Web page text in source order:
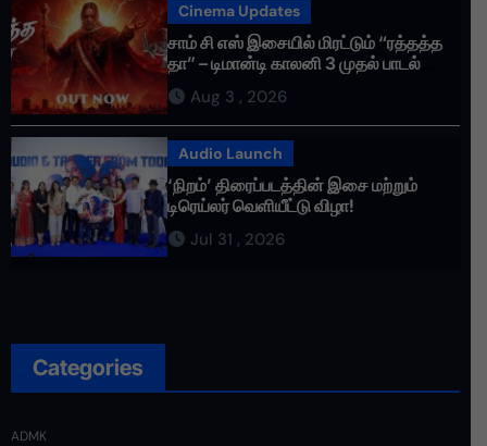
Cinema Updates
சாம் சி எஸ் இசையில் மிரட்டும் “ரத்தத்த
தா” – டிமான்டி காலனி 3 முதல் பாடல்
ரசிகர்களை கவர்ந்து வருகிறது!
Aug 3 , 2026
Audio Launch
‘நிறம்’ திரைப்படத்தின் இசை மற்றும்
டிரெய்லர் வெளியீட்டு விழா!
Jul 31 , 2026
Categories
ADMK